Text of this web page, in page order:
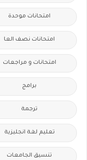
امتحانات موحدة
امتحانات نصف العا
امتحانات و مراجعات
برامج
ترجمة
تعليم لغة انجليزية
تنسيق الجامعات